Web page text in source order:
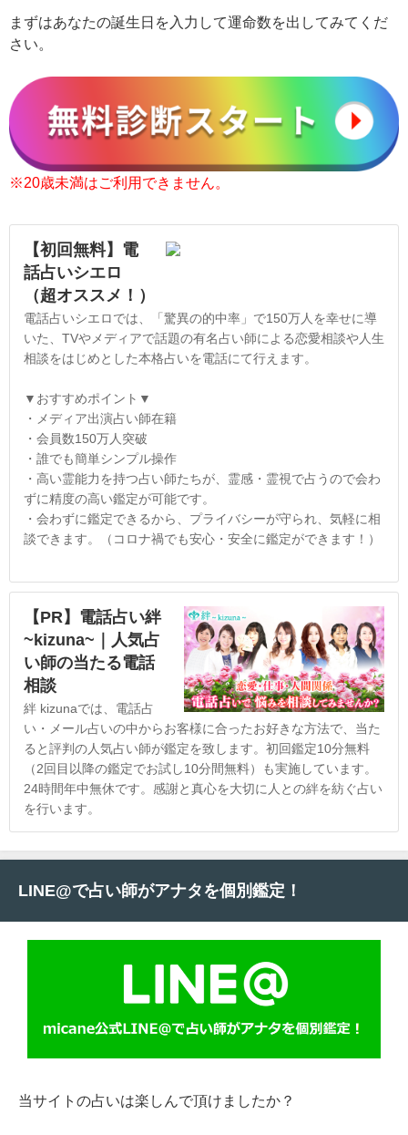
まずはあなたの誕生日を入力して運命数を出してみてくだ
さい。
※20歳未満はご利用できません。
【初回無料】電
話占いシエロ
（超オススメ！）
電話占いシエロでは、「驚異の的中率」で150万人を幸せに導
いた、TVやメディアで話題の有名占い師による恋愛相談や人生
相談をはじめとした本格占いを電話にて行えます。
▼おすすめポイント▼
・メディア出演占い師在籍
・会員数150万人突破
・誰でも簡単シンプル操作
・高い霊能力を持つ占い師たちが、霊感・霊視で占うので会わ
ずに精度の高い鑑定が可能です。
・会わずに鑑定できるから、プライバシーが守られ、気軽に相
談できます。（コロナ禍でも安心・安全に鑑定ができます！）
【PR】電話占い絆
~kizuna~｜人気占
い師の当たる電話
相談
絆 kizunaでは、電話占
い・メール占いの中からお客様に合ったお好きな方法で、当た
ると評判の人気占い師が鑑定を致します。初回鑑定10分無料
（2回目以降の鑑定でお試し10分間無料）も実施しています。
24時間年中無休です。感謝と真心を大切に人との絆を紡ぐ占い
を行います。
LINE@で占い師がアナタを個別鑑定！
当サイトの占いは楽しんで頂けましたか？